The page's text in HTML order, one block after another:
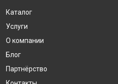
Каталог
Услуги
О компании
Блог
Партнёрство